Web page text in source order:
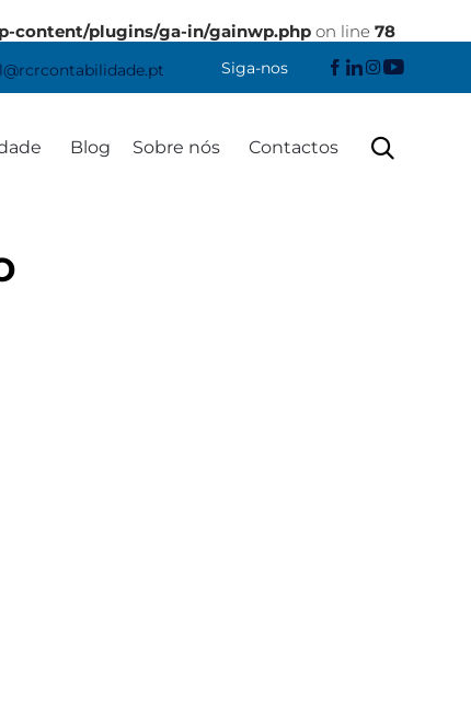
content/plugins/ga-in/gainwp.php on line 78
Siga-nos
Blog Sobre nós Contactos 